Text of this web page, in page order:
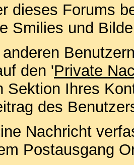
dieses Forums
Smilies und
den 'Private
Sektion Ihres
des
Nachricht
Postausgang